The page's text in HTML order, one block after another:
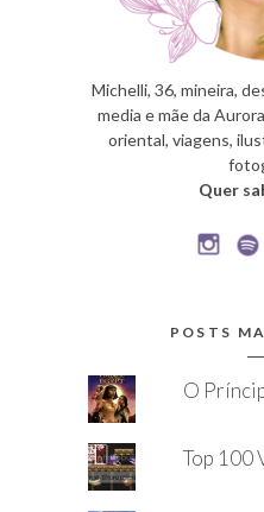
Michelli, 36, mineira,
media e mãe da
oriental, viagens,
Quer
POSTS
O
Top 100